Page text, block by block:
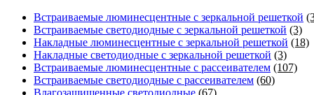
Встраиваемые люминесцентные с зеркальной решеткой
Встраиваемые светодиодные с зеркальной решеткой (3)
Накладные люминесцентные с зеркальной решеткой (18)
Накладные светодиодные с зеркальной решеткой (3)
Встраиваемые люминесцентные с рассеивателем (107)
Встраиваемые светодиодные с рассеивателем (60)
Влагозащищенные светодиодные (67)